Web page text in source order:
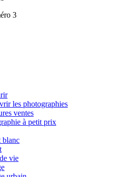
3
les photographies
ventes
à petit prix
blanc
vie